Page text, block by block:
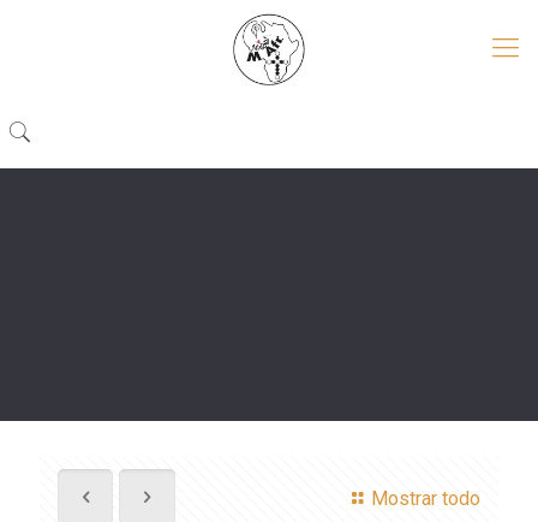
Mostrar todo